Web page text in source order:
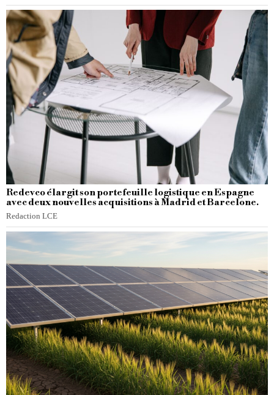
Redevco élargit son portefeuille logistique en Espagne
avec deux nouvelles acquisitions à Madrid et Barcelone.
Redaction LCE